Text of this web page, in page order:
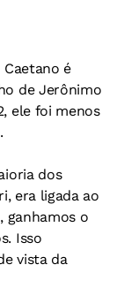
Caetano é
de Jerônimo
ele foi menos
dos
era ligada ao
ganhamos o
Isso
vista da